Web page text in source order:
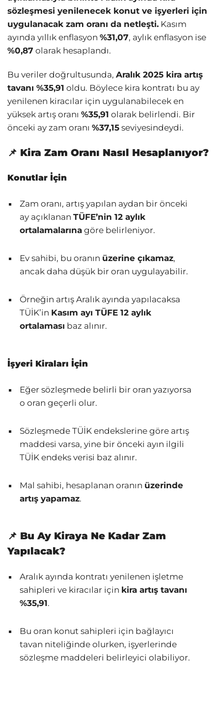
sözleşmesi yenilenecek konut ve işyerleri için
uygulanacak zam oranı da netleşti. Kasım
ayında yıllık enflasyon %31,07, aylık enflasyon ise
%0,87 olarak hesaplandı.
Bu veriler doğrultusunda, Aralık 2025 kira artış
tavanı %35,91 oldu. Böylece kira kontratı bu ay
yenilenen kiracılar için uygulanabilecek en
yüksek artış oranı %35,91 olarak belirlendi. Bir
önceki ay zam oranı %37,15 seviyesindeydi.
📌 Kira Zam Oranı Nasıl Hesaplanıyor?
Konutlar İçin
Zam oranı, artış yapılan aydan bir önceki
ay açıklanan TÜFE’nin 12 aylık
ortalamalarına göre belirleniyor.
Ev sahibi, bu oranın üzerine çıkamaz,
ancak daha düşük bir oran uygulayabilir.
Örneğin artış Aralık ayında yapılacaksa
TÜİK’in Kasım ayı TÜFE 12 aylık
ortalaması baz alınır.
İşyeri Kiraları İçin
Eğer sözleşmede belirli bir oran yazıyorsa
o oran geçerli olur.
Sözleşmede TÜİK endekslerine göre artış
maddesi varsa, yine bir önceki ayın ilgili
TÜİK endeks verisi baz alınır.
Mal sahibi, hesaplanan oranın üzerinde
artış yapamaz.
📌 Bu Ay Kiraya Ne Kadar Zam
Yapılacak?
Aralık ayında kontratı yenilenen işletme
sahipleri ve kiracılar için kira artış tavanı
%35,91.
Bu oran konut sahipleri için bağlayıcı
tavan niteliğinde olurken, işyerlerinde
sözleşme maddeleri belirleyici olabiliyor.